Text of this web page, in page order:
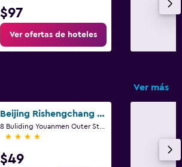
$97
Ver ofertas de hoteles
Ver más
Beijing Rishengchang Hotel
4 estrellas
$49